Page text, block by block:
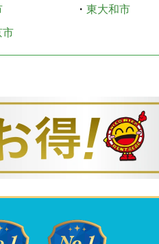
・ 東大和市
市